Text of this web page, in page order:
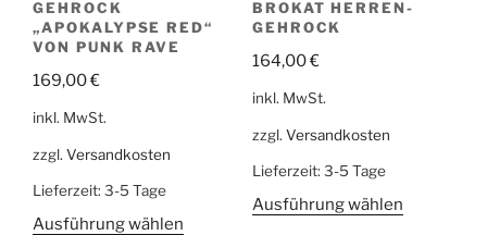
GEHROCK
„APOKALYPSE RED“
VON PUNK RAVE
169,00€
inkl. MwSt.
zzgl. Versandkosten
Lieferzeit: 3-5 Tage
Ausführung wählen
BROKAT HERREN-
GEHROCK
164,00€
inkl. MwSt.
zzgl. Versandkosten
Lieferzeit: 3-5 Tage
Ausführung wählen